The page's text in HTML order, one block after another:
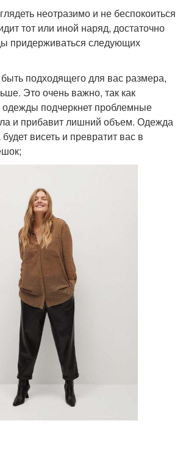
неотразимо и не беспокоиться
тот или иной наряд, достаточно
придерживаться следующих
подходящего для вас размера,
Это очень важно, так как
подчеркнет проблемные
и прибавит лишний объем. Одежда
висеть и превратит вас в